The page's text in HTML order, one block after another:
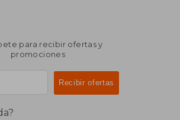
para recibir ofertas y
promociones